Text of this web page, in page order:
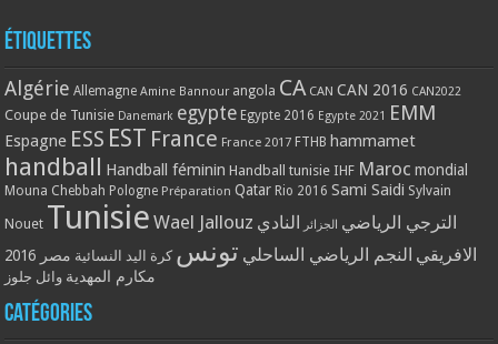
Étiquettes
Algérie Allemagne Amine Bannour angola CA CAN CAN 2016 CAN2022
Coupe de Tunisie Danemark egypte Egypte 2016 Egypte 2021 EMM
Espagne ESS EST France France 2017 FTHB hammamet
handball Handball féminin Handball tunisie IHF Maroc mondial
Mouna Chebbah Pologne Préparation Qatar Rio 2016 Sami Saidi Sylvain
Nouet Tunisie Wael Jallouz الترجي الرياضي الجزائر النادي
الافريقي النجم الرياضي الساحلي تونس كرة اليد النسائية مصر 2016
مكارم المهدية وائل جلوز
Catégories